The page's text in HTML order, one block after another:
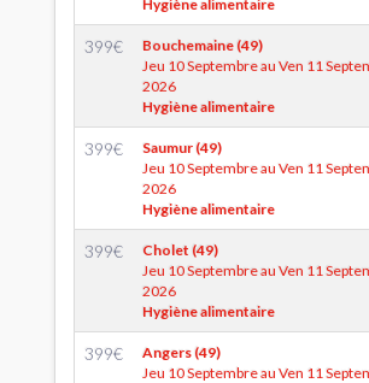
Hygiène alimentaire
399€
Bouchemaine (49)
Jeu 10 Septembre au Ven 11
2026
Hygiène alimentaire
399€
Saumur (49)
Jeu 10 Septembre au Ven 11
2026
Hygiène alimentaire
399€
Cholet (49)
Jeu 10 Septembre au Ven 11
2026
Hygiène alimentaire
399€
Angers (49)
Jeu 10 Septembre au Ven 11